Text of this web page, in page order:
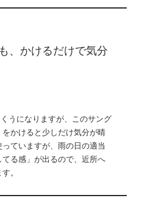
、かけるだけで気分
うになりますが、このサング
かけると少しだけ気分が晴
ていますが、雨の日の適当
る感」が出るので、近所へ
。